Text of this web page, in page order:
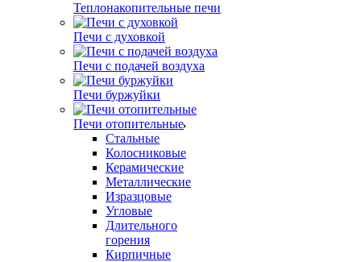
Теплонакопительные печи
Печи с духовкой
Печи с подачей воздуха
Печи буржуйки
Печи отопительные
Стальные
Колосниковые
Керамические
Металлические
Изразцовые
Угловые
Длительного
горения
Кирпичные